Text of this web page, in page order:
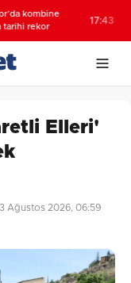
kombine
rekor
17:43
Elleri'
Ağustos 2026, 06:59